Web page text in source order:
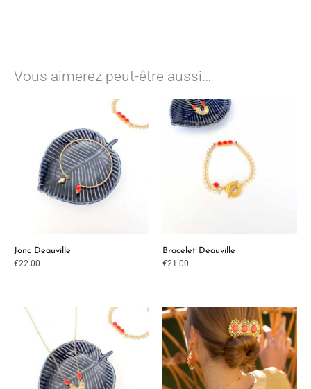
Vous aimerez peut-être aussi…
Jonc Deauville
€22.00
Bracelet Deauville
€21.00